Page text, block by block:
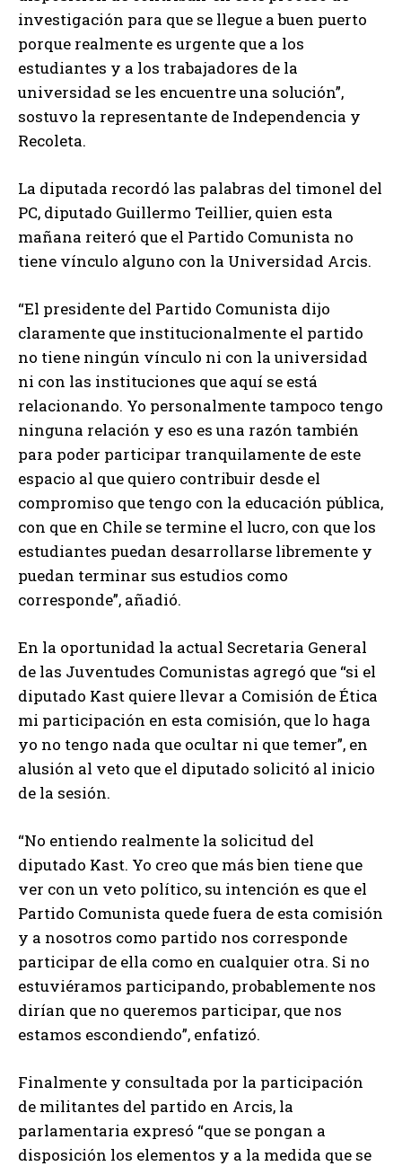
investigación para que se llegue a buen puerto
porque realmente es urgente que a los
estudiantes y a los trabajadores de la
universidad se les encuentre una solución”,
sostuvo la representante de Independencia y
Recoleta.
La diputada recordó las palabras del timonel del
PC, diputado Guillermo Teillier, quien esta
mañana reiteró que el Partido Comunista no
tiene vínculo alguno con la Universidad Arcis.
“El presidente del Partido Comunista dijo
claramente que institucionalmente el partido
no tiene ningún vínculo ni con la universidad
ni con las instituciones que aquí se está
relacionando. Yo personalmente tampoco tengo
ninguna relación y eso es una razón también
para poder participar tranquilamente de este
espacio al que quiero contribuir desde el
compromiso que tengo con la educación pública,
con que en Chile se termine el lucro, con que los
estudiantes puedan desarrollarse libremente y
puedan terminar sus estudios como
corresponde”, añadió.
En la oportunidad la actual Secretaria General
de las Juventudes Comunistas agregó que “si el
diputado Kast quiere llevar a Comisión de Ética
mi participación en esta comisión, que lo haga
yo no tengo nada que ocultar ni que temer”, en
alusión al veto que el diputado solicitó al inicio
de la sesión.
“No entiendo realmente la solicitud del
diputado Kast. Yo creo que más bien tiene que
ver con un veto político, su intención es que el
Partido Comunista quede fuera de esta comisión
y a nosotros como partido nos corresponde
participar de ella como en cualquier otra. Si no
estuviéramos participando, probablemente nos
dirían que no queremos participar, que nos
estamos escondiendo”, enfatizó.
Finalmente y consultada por la participación
de militantes del partido en Arcis, la
parlamentaria expresó “que se pongan a
disposición los elementos y a la medida que se